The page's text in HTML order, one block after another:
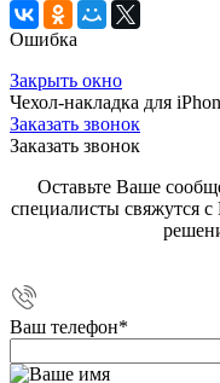
Ошибка
Закрыть окно
Чехол-накладка для
Заказать звонок
Заказать звонок
Оставьте Ваше
специалисты свяжутся
Ваш телефон*